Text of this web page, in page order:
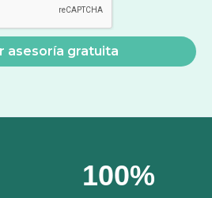
100%